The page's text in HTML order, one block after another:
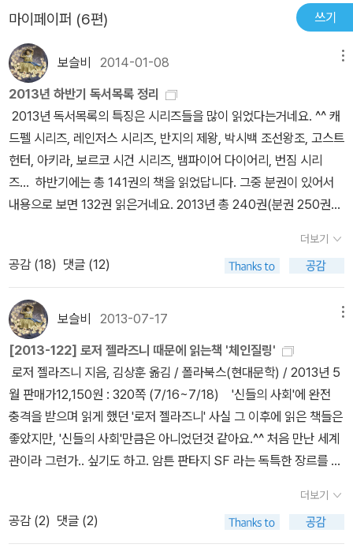
마이페이퍼 (6편) 쓰기
보슬비 2014-01-08
2013년 하반기 독서목록 정리
2013년 독서목록의 특징은 시리즈들을 많이 읽었다는거네요. ^^ 캐
드펠 시리즈, 레인저스 시리즈, 반지의 제왕, 박시백 조선왕조, 고스트
헌터, 아키라, 보르코 시건 시리즈, 뱀파이어 다이어리, 번짐 시리
즈... 하반기에는 총 141권의 책을 읽었답니다. 그중 분권이 있어서
내용으로 보면 132권 읽은거네요. 2013년 총 240권(분권 250권)
(책 44권/오디오 37권) 판타지 (+ 오디오북) 오디오북과 함
께 들으면서, 조금 걱정했는데 영화를 많이 봐서인지 나레이터분이
너무 연기를 잘해서 그때 장면과 겹쳐지면서 조금 걱정되는 마음 정
리하고 읽기 시작했습니다. 사실, 영화를 너무 많이 봐서인지 책을 정
말 이해는지, 이해한다고 착각하는지 잘 모르겠어요. ㅋㅋ 모르는 단
어가 많아도 그냥 찾지 않고 읽는 베짱... ㅎㅎ 한달 이상 걸려 완독
한 책. ^^재미있었는데, 은근 저에게 좀 어려웠던것 같아요. 재미없었
으면 중간에 포기했을텐데...ㅎㅎ팀버튼이 영화로 만들면 재미있을것
같아요. 작가가 '코넬리아 푼케'라서 듣는책. 어린이용 '고스트 버
스트' 이 책도 '매직샵'이라는 제목으로 시리즈가 있어요.재미는 있
었지만, 이제 어느정도 챕터북에서 손을 떼어가기 시작한지라 책 정
리 차원에서 읽었기에 도서관에서 시리즈를 구입하지 않는 이상 제가
구입해서 읽을것 같지는 않아요. ^^;; SF소설/ 공상과학 로저 젤라
더보기
공감 (18) 댓글 (12)
보슬비 2013-07-17
[2013-122] 로저 젤라즈니 때문에 읽는책 '체인질링'
로저 젤라즈니 지음, 김상훈 옮김 / 폴라북스(현대문학) / 2013년 5
월 판매가12,150원 : 320쪽 (7/16~7/18) '신들의 사회'에 완전
충격을 받으며 읽게 했던 '로저 젤라즈니' 사실 그 이후에 읽은 책들은
좋았지만, '신들의 사회'만큼은 아니었던것 같아요.^^ 처음 만난 세계
관이라 그런가.. 싶기도 하고. 암튼 판타지 SF 라는 독특한 장르를 개
더보기
공감 (2) 댓글 (2)